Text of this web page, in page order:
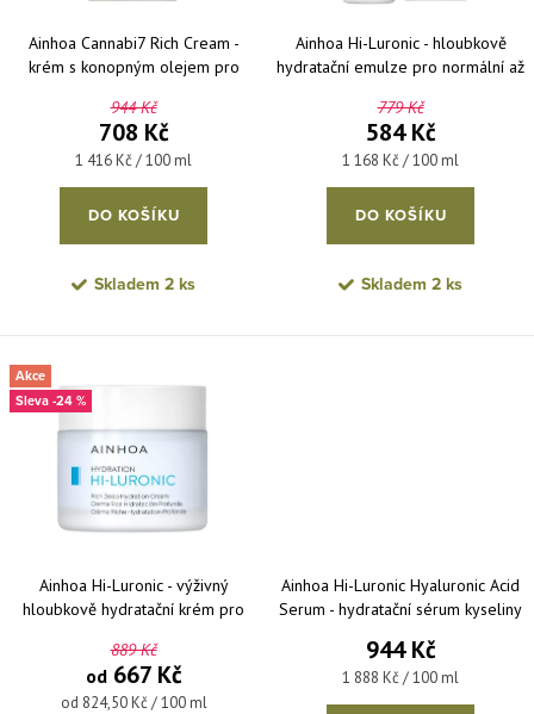
Ainhoa Cannabi7 Rich Cream -
krém s konopným olejem pro
944 Kč
708 Kč
Měrná cena:
1 416 Kč / 100 ml
DO KOŠÍKU
Skladem 2 ks
Ainhoa Hi-Luronic - hloubkově
hydratační emulze pro normální až
779 Kč
584 Kč
Měrná cena:
1 168 Kč / 100 ml
DO KOŠÍKU
Skladem 2 ks
Akce
-24 %
Ainhoa Hi-Luronic - výživný
hloubkově hydratační krém pro
889 Kč
od667 Kč
Měrná cena:
od 824,50 Kč / 100 ml
Ainhoa Hi-Luronic Hyaluronic Acid
Serum - hydratační sérum kyseliny
944 Kč
Měrná cena:
1 888 Kč / 100 ml